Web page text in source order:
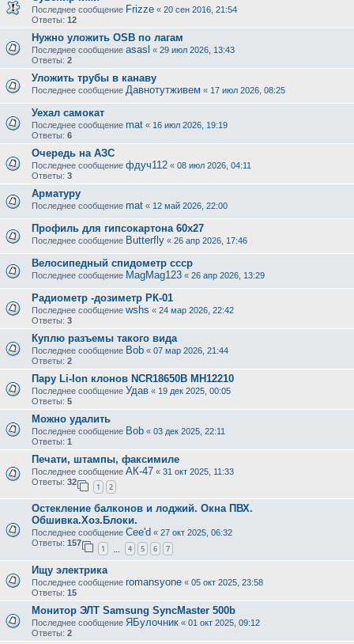
Последнее сообщение Frizze « 20 сен 2016, 21:54
Ответы: 12
Нужно уложить OSB по лагам
Последнее сообщение asasl « 29 июл 2026, 13:43
Ответы: 2
Уложить трубы в канаву
Последнее сообщение Давнотутживем « 17 июл 2026, 08:25
Уехал самокат
Последнее сообщение mat « 16 июл 2026, 19:19
Ответы: 6
Очередь на АЗС
Последнее сообщение фдуч112 « 08 июл 2026, 04:11
Ответы: 3
Арматуру
Последнее сообщение mat « 12 май 2026, 22:00
Профиль для гипсокартона 60х27
Последнее сообщение Butterfly « 26 апр 2026, 17:46
Велосипедный спидометр ссср
Последнее сообщение MagMag123 « 26 апр 2026, 13:29
Радиометр -дозиметр РК-01
Последнее сообщение wshs « 24 мар 2026, 22:42
Ответы: 3
Куплю разъемы такого вида
Последнее сообщение Bob « 07 мар 2026, 21:44
Ответы: 2
Пару Li-Ion клонов NCR18650B MH12210
Последнее сообщение Удав « 19 дек 2025, 00:05
Ответы: 5
Можно удалить
Последнее сообщение Bob « 03 дек 2025, 22:11
Ответы: 1
Печати, штампы, факсимиле
Последнее сообщение АК-47 « 31 окт 2025, 11:33
Ответы: 32
1 2
Остекление балконов и лоджий. Окна ПВХ.
Обшивка.Хоз.Блоки.
Последнее сообщение Cee'd « 27 окт 2025, 06:32
Ответы: 157
1 4 5 6 7
Ищу электрика
Последнее сообщение romansyone « 05 окт 2025, 23:58
Ответы: 15
Монитор ЭЛТ Samsung SyncMaster 500b
Последнее сообщение ЯБулочник « 01 окт 2025, 09:12
Ответы: 2